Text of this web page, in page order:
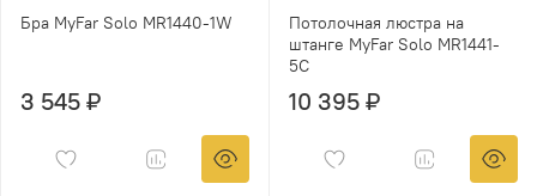
Бра MyFar Solo MR1440-1W
3 545 ₽
Потолочная люстра на
штанге MyFar Solo MR1441-
5C
10 395 ₽